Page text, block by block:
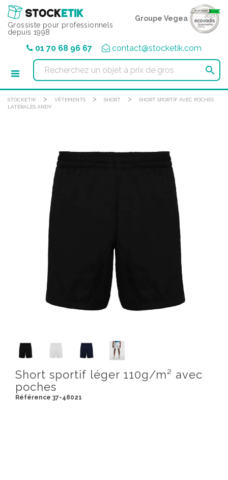
Grossiste pour professionnels
depuis 1998
Groupe Vegea
01 70 68 96 67 contact@stocketik.com

STOCKETIK > VÊTEMENTS > SHORT >
SHORT SPORTIF AVEC POCHES
LATÉRALES ANDY
Short sportif léger 110g/m² avec
poches
Référence 37-48021
Panneau de gestion des cookies